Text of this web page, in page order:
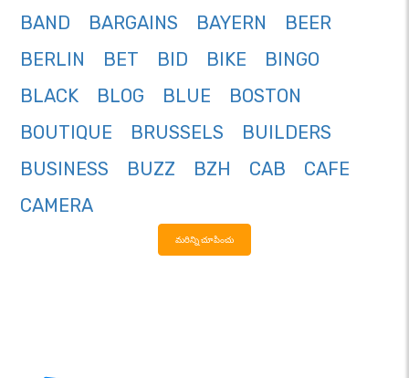
BAND
BARGAINS BAYERN
BEER
BERLIN
BET BID BIKE
BINGO
BLACK
BLOG BLUE
BOSTON
BOUTIQUE
BRUSSELS
BUILDERS
BUSINESS
BUZZ BZH CAB
CAFE
CAMERA
మరిన్ని చూపించు